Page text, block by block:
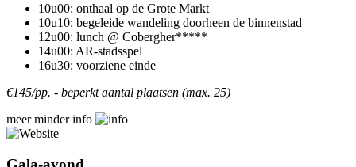
10u00: onthaal op de Grote Markt
10u10: begeleide wandeling doorheen de binnenstad
12u00: lunch @ Cobergher*****
14u00: AR-stadsspel
16u30: voorziene einde
€145/pp. - beperkt aantal plaatsen (max. 25)
meer minderinfo